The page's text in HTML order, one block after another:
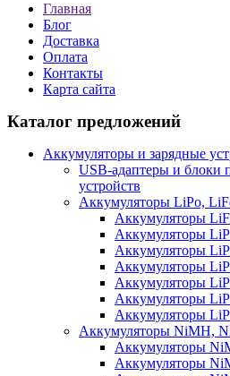
Главная
Блог
Доставка
Оплата
Контакты
Карта сайта
Каталог предложений
Аккумуляторы и зарядные
USB-адаптеры и блоки
устройств
Аккумуляторы LiPo,
Аккумуляторы
Аккумуляторы
Аккумуляторы
Аккумуляторы
Аккумуляторы
Аккумуляторы
Аккумуляторы
Аккумуляторы NiMH,
Аккумуляторы
Аккумуляторы